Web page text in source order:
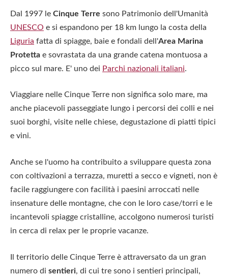
Dal 1997 le Cinque Terre sono Patrimonio dell'Umanità
UNESCO e si espandono per 18 km lungo la costa della
Liguria fatta di spiagge, baie e fondali dell'Area Marina
Protetta e sovrastata da una grande catena montuosa a
picco sul mare. E' uno dei Parchi nazionali italiani.
Viaggiare nelle Cinque Terre non significa solo mare, ma
anche piacevoli passeggiate lungo i percorsi dei colli e nei
suoi borghi, visite nelle chiese, degustazione di piatti tipici
e vini.
Anche se l'uomo ha contribuito a sviluppare questa zona
con coltivazioni a terrazza, muretti a secco e vigneti, non è
facile raggiungere con facilità i paesini arroccati nelle
insenature delle montagne, che con le loro case/torri e le
incantevoli spiagge cristalline, accolgono numerosi turisti
in cerca di relax per le proprie vacanze.
Il territorio delle Cinque Terre è attraversato da un gran
numero di sentieri, di cui tre sono i sentieri principali,